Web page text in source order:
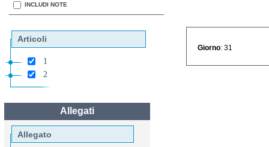
INCLUDI NOTE
Articoli
1
2
Allegati
Allegato
Giorno : 31